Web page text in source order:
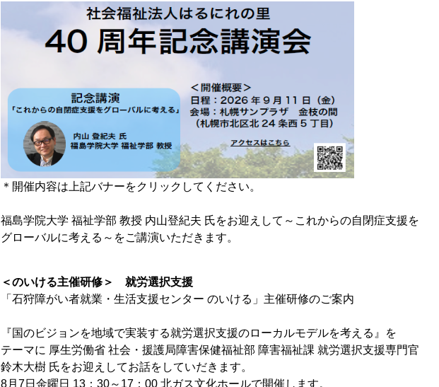
＊開催内容は上記バナーをクリックしてください。
福島学院大学 福祉学部 教授 内山登紀夫 氏をお迎えして～これからの自閉症支援を
グローバルに考える～をご講演いただきます。
＜のいける主催研修＞ 就労選択支援
「石狩障がい者就業・生活支援センター のいける」主催研修のご案内
『国のビジョンを地域で実装する就労選択支援のローカルモデルを考える』を
テーマに 厚生労働省 社会・援護局障害保健福祉部 障害福祉課 就労選択支援専門官
鈴木大樹 氏をお迎えしてお話をしていだきます。
8月7日金曜日 13：30～17：00 北ガス文化ホールで開催します。